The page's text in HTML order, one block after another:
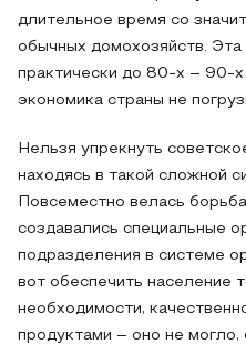
длительное время со
обычных домохозяйств. Эта
практически до 80-х – 90-х
экономика страны не
Нельзя упрекнуть
находясь в такой сложной
Повсеместно велась
создавались специальные
подразделения в системе
вот обеспечить население
необходимости,
продуктами – оно не могло,